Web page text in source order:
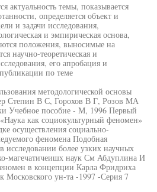
актуальность темы, показывается
определяется объект и
и задачи исследования,
и эмпирическая основа,
положения, выносимые на
научно-теоретическая и
его апробация и
по теме
методологической основы
Степин В С, Горохов В Г, Розов МА
Учебное пособие - М, 1996 Первый
как социокультурный феномен»
осуществления социально-
феномена Подобная
исследовании более узких научных
магечатичеишх наук См Абдуплина И
в концепции Карла Фридриха
Московского ун-та -1997 -Серия 7